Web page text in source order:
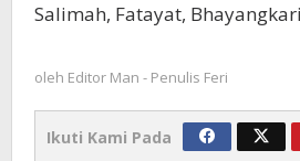
Salimah, Fatayat,
oleh Editor Man - Penulis Feri
Ikuti Kami Pada